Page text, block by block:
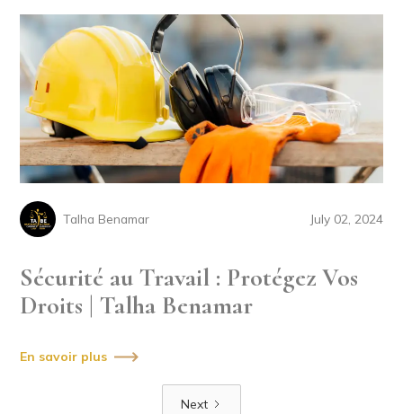
Talha Benamar July 02, 2024
Sécurité au Travail : Protégez Vos
Droits | Talha Benamar
En savoir plus
Next